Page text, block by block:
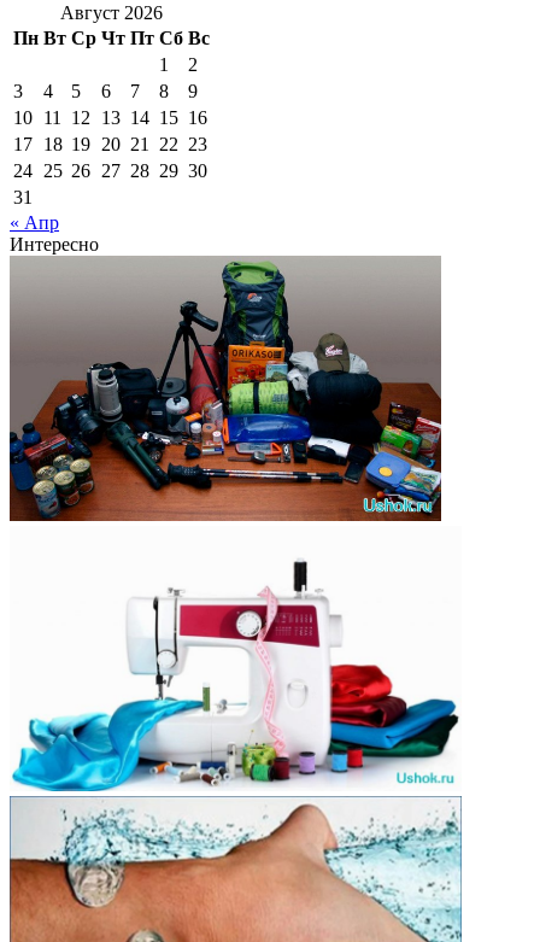
Август 2026
Пн Вт Ср Чт Пт Сб Вс
1
2
3
4 5 6 7 8
9
10 11 12 13 14 15 16
17 18 19 20 21 22 23
24 25 26 27 28 29 30
31
« Апр
Интересно